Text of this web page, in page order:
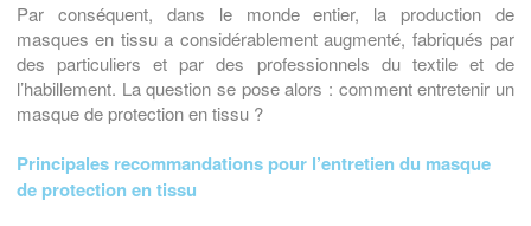
Par conséquent, dans le monde entier, la production de
masques en tissu a considérablement augmenté, fabriqués par
des particuliers et par des professionnels du textile et de
l’habillement. La question se pose alors : comment entretenir un
masque de protection en tissu ?
Principales recommandations pour l’entretien du masque
de protection en tissu